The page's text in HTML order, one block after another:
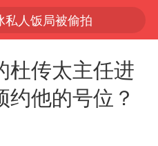
私人饭局被偷拍
卫士110 HSE限时降价
杜传太主任进
他的号位？